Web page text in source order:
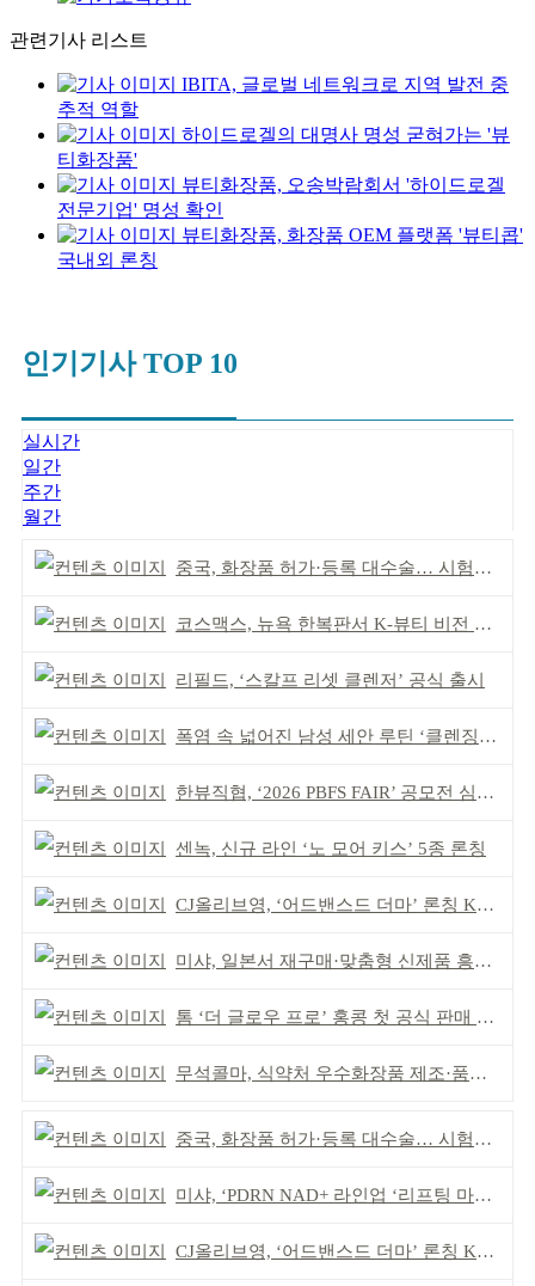
관련기사 리스트
IBITA, 글로벌 네트워크로 지역 발전 중
추적 역할
하이드로겔의 대명사 명성 굳혀가는 '뷰
티화장품'
뷰티화장품, 오송박람회서 '하이드로겔
전문기업' 명성 확인
뷰티화장품, 화장품 OEM 플랫폼 '뷰티콥'
국내외 론칭
인기기사 TOP 10
실시간
일간
주간
월간
중국, 화장품 허가·등록 대수술… 시험자료 공용 허용
코스맥스, 뉴욕 한복판서 K-뷰티 비전 제시
리필드, ‘스칼프 리셋 클렌저’ 공식 출시
폭염 속 넓어진 남성 세안 루틴 ‘클렌징’ 거래액 급증
한뷰직협, ‘2026 PBFS FAIR’ 공모전 심사 성료
센녹, 신규 라인 ‘노 모어 키스’ 5종 론칭
CJ올리브영, ‘어드밴스드 더마’ 론칭 K더마 육성 박차
미샤, 일본서 재구매·맞춤형 신제품 흥행 ‘쌍끌이’
톰 ‘더 글로우 프로’ 홍콩 첫 공식 판매 완판
무석콜마, 식약처 우수화장품 제조·품질관리 체계 인정
중국, 화장품 허가·등록 대수술… 시험자료 공용 허용
미샤, ‘PDRN NAD+ 라인업 ‘리프팅 마스크’ 출시
CJ올리브영, ‘어드밴스드 더마’ 론칭 K더마 육성 박차